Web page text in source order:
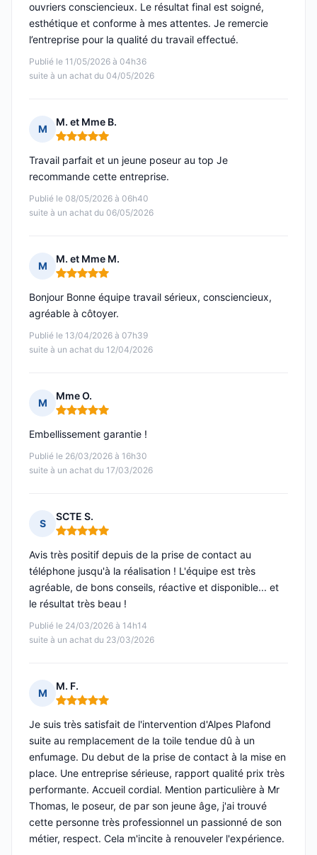
Publié le 11/05/2026 à 04h36
suite à un achat du 04/05/2026
ouvriers consciencieux. Le résultat final est soigné,
esthétique et conforme à mes attentes. Je remercie
l’entreprise pour la qualité du travail effectué.
M
M. et Mme B.
Note : 5 sur 5
Publié le 08/05/2026 à 06h40
suite à un achat du 06/05/2026
Travail parfait et un jeune poseur au top Je
recommande cette entreprise.
M
M. et Mme M.
Note : 5 sur 5
Publié le 13/04/2026 à 07h39
suite à un achat du 12/04/2026
Bonjour Bonne équipe travail sérieux, consciencieux,
agréable à côtoyer.
M
Mme O.
Note : 5 sur 5
Publié le 26/03/2026 à 16h30
suite à un achat du 17/03/2026
Embellissement garantie !
S
SCTE S.
Note : 5 sur 5
Publié le 24/03/2026 à 14h14
suite à un achat du 23/03/2026
Avis très positif depuis de la prise de contact au
téléphone jusqu'à la réalisation ! L'équipe est très
agréable, de bons conseils, réactive et disponible... et
le résultat très beau !
M
M. F.
Note : 5 sur 5
Je suis très satisfait de l'intervention d'Alpes Plafond
suite au remplacement de la toile tendue dû à un
enfumage. Du debut de la prise de contact à la mise en
place. Une entreprise sérieuse, rapport qualité prix très
performante. Accueil cordial. Mention particulière à Mr
Thomas, le poseur, de par son jeune âge, j'ai trouvé
cette personne très professionnel un passionné de son
métier, respect. Cela m'incite à renouveler l'expérience.